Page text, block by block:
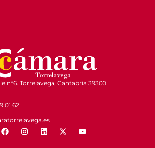
nº6. Torrelavega, Cantabria 39300
01 62